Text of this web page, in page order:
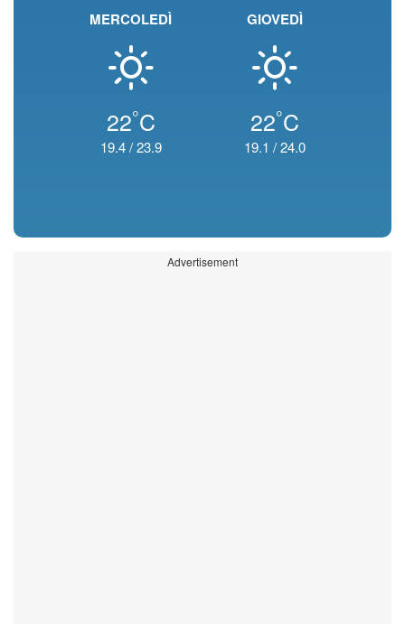
MERCOLEDÌ
22°C
19.4/23.9
GIOVEDÌ
22°C
19.1 /24.0
Advertisement